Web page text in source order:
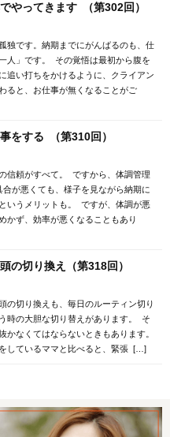
やってきます （第302回）
独です。納期までにがんばるのも、仕
人」です。 その覚悟は最初から腹を
追い打ちをかけるように、クライアン
ると、お仕事が無くなることがご
をする （第310回）
信頼がすべて。 ですから、体調管理
が悪くても、様子を見ながら納期に
いうメリットも。 ですが、体調が悪
かず、効率が悪くなることもあり
の切り換え（第318回）
の切り換えも、毎日のルーティン切り
時の大胆な切り替えがあります。 そ
かなくてはならないときもあります。
しているママと比べると、緊張 […]